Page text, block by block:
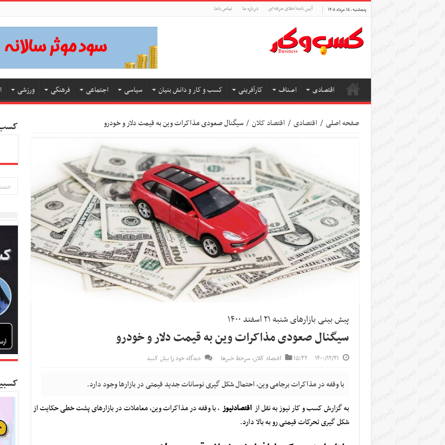
پنجشنبه , ۱۵ مرداد ۱۴۰۵ آیین نامه اخلاق حرفه ای درباره ما تماس باما
اقتصادی اصناف کارآفرینی کسب و کار و دانش بنیان سیاسی اجتماعی فرهنگی ورزشی
صفحه اصلی / اقتصادی / اقتصاد کلان / سیگنال صعودی مذاکرات وین به قیمت دلار و خودرو
پبش بینی بازارهای شنبه ۲۱ اسفند ۱۴۰۰
سیگنال صعودی مذاکرات وین به قیمت دلار و خودرو
۱۴۰۰/۱۲/۲۱ ۱۵:۳۲ اقتصاد کلان,سرخط خبرها دیدگاه خود را بیان کنید
با وقفه در مذاکرات برجامی وین، احتمال شکل گیری نوسانات جدید قیمتی در بازارها وجود دارد.
به گزارش کسب و کار نیوز به نقل ازاقتصادنیوز ، با وقفه در مذاکرات وین، معاملات در بازارهای پشت خطی حکایت از
شکل گیری تحرکات قیمتی رو به بالا دارد.
کسب